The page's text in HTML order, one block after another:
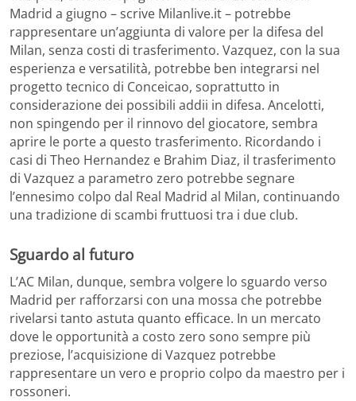
Madrid a giugno – scrive Milanlive.it – potrebbe
rappresentare un’aggiunta di valore per la difesa del
Milan, senza costi di trasferimento. Vazquez, con la sua
esperienza e versatilità, potrebbe ben integrarsi nel
progetto tecnico di Conceicao, soprattutto in
considerazione dei possibili addii in difesa. Ancelotti,
non spingendo per il rinnovo del giocatore, sembra
aprire le porte a questo trasferimento. Ricordando i
casi di Theo Hernandez e Brahim Diaz, il trasferimento
di Vazquez a parametro zero potrebbe segnare
l’ennesimo colpo dal Real Madrid al Milan, continuando
una tradizione di scambi fruttuosi tra i due club.
Sguardo al futuro
L’AC Milan, dunque, sembra volgere lo sguardo verso
Madrid per rafforzarsi con una mossa che potrebbe
rivelarsi tanto astuta quanto efficace. In un mercato
dove le opportunità a costo zero sono sempre più
preziose, l’acquisizione di Vazquez potrebbe
rappresentare un vero e proprio colpo da maestro per i
rossoneri.